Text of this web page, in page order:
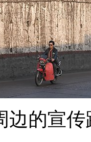
边的宣